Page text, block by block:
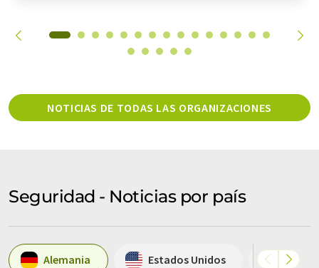
NOTICIAS DE TODAS LAS ORGANIZACIONES
Seguridad - Noticias por país
Alemania Estados Unidos España